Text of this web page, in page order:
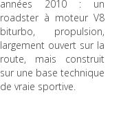
années 2010 : un
roadster à moteur V8
biturbo, propulsion,
largement ouvert sur la
route, mais construit
sur une base technique
de vraie sportive.